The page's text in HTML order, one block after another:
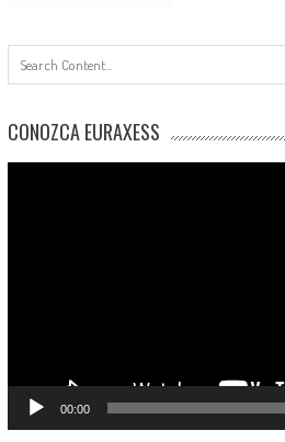
CONOZCA EURAXESS
00:00